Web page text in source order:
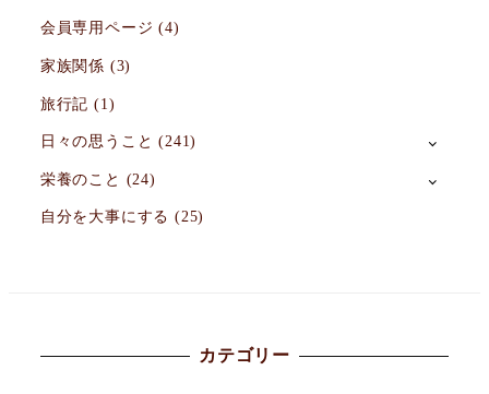
会員専用ページ (4)
家族関係 (3)
旅行記 (1)
日々の思うこと (241)
栄養のこと (24)
自分を大事にする (25)
カテゴリー